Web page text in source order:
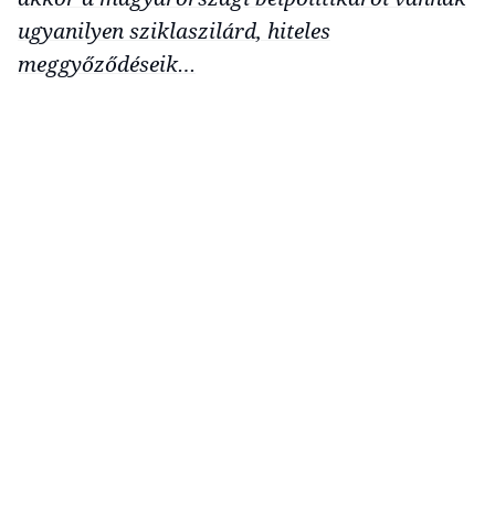
ugyanilyen sziklaszilárd, hiteles
meggyőződéseik…